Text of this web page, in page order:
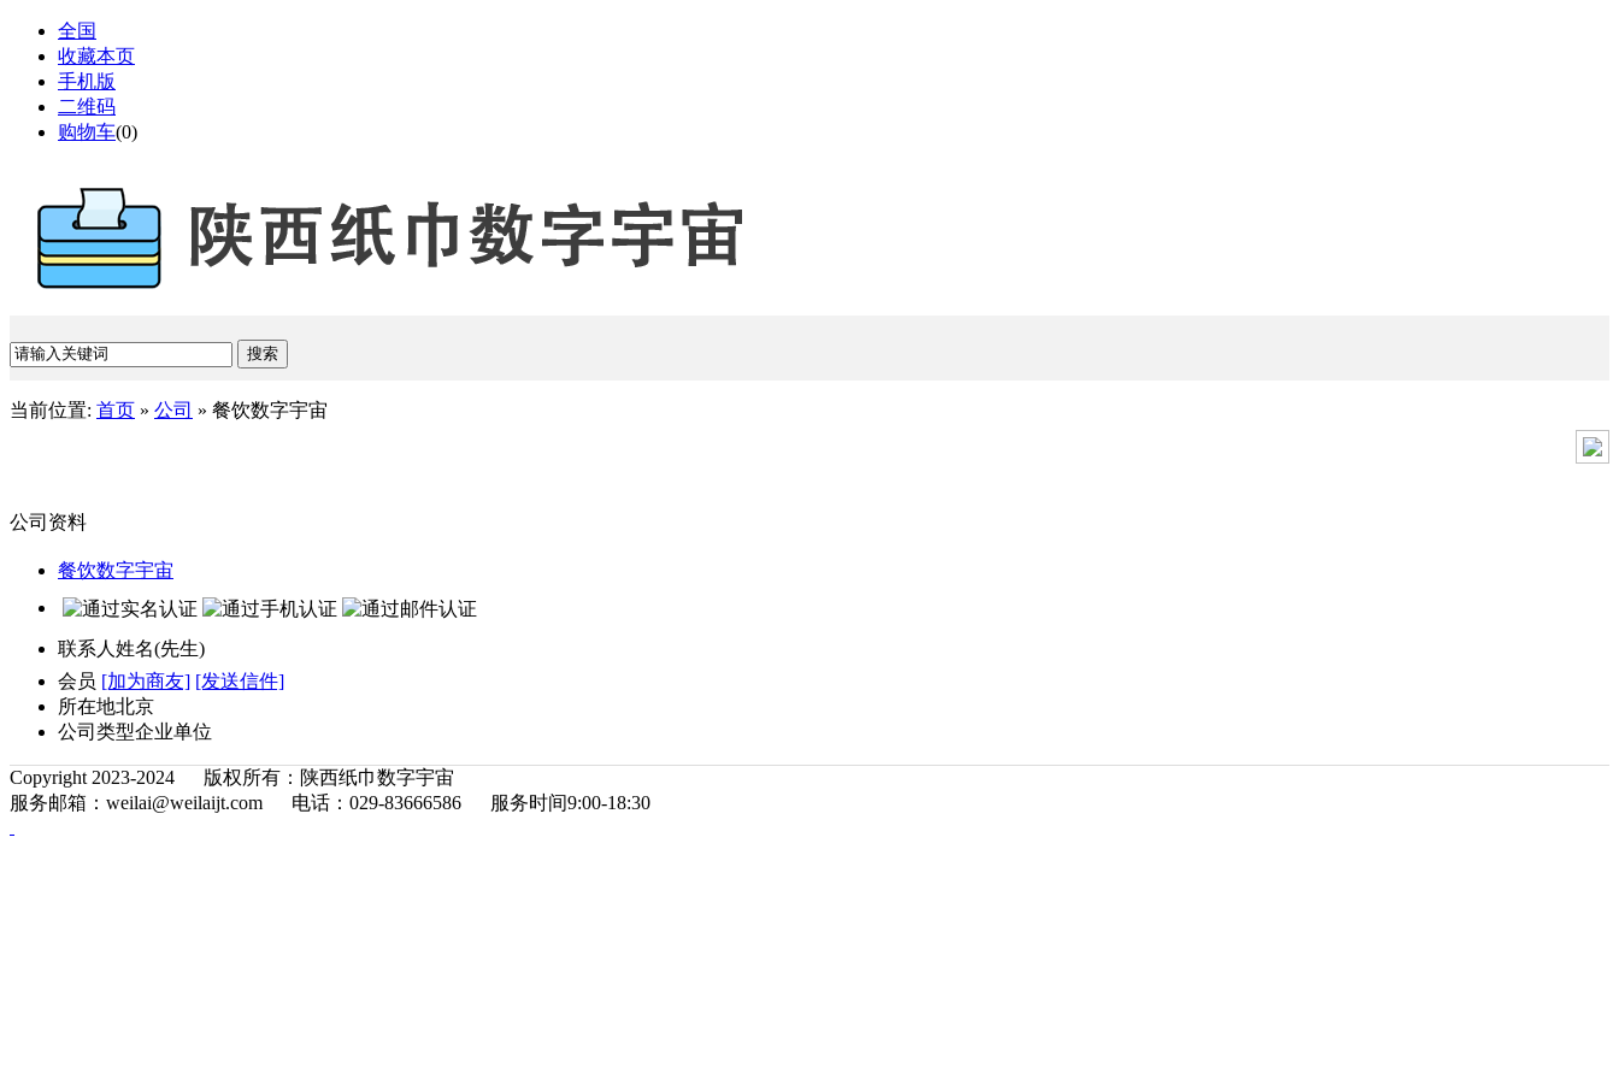
全国
收藏本页
手机版
二维码
购物车(0)
当前位置: 首页 » 公司 » 餐饮数字宇宙
公司资料
餐饮数字宇宙
联系人 姓名(先生)
会员 [加为商友] [发送信件]
所在地北京
公司类型企业单位
Copyright 2023-2024 版权所有：陕西纸巾数字宇宙
服务邮箱：weilai@weilaijt.com 电话：029-83666586 服务时间9:00-18:30